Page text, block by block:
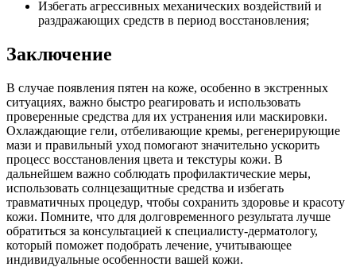
Избегать агрессивных механических воздействий и
раздражающих средств в период восстановления;
Заключение
В случае появления пятен на коже, особенно в экстренных
ситуациях, важно быстро реагировать и использовать
проверенные средства для их устранения или маскировки.
Охлаждающие гели, отбеливающие кремы, регенерирующие
мази и правильный уход помогают значительно ускорить
процесс восстановления цвета и текстуры кожи. В
дальнейшем важно соблюдать профилактические меры,
использовать солнцезащитные средства и избегать
травматичных процедур, чтобы сохранить здоровье и красоту
кожи. Помните, что для долговременного результата лучше
обратиться за консультацией к специалисту-дерматологу,
который поможет подобрать лечение, учитывающее
индивидуальные особенности вашей кожи.